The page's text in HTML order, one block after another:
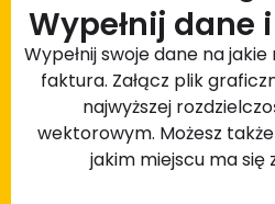
Wypełnij dane
Wypełnij swoje dane na
faktura. Załącz plik
najwyższej
wektorowym. Możesz
jakim miejscu ma się